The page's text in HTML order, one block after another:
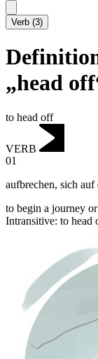
Verb (3)
„head
to head off
VERB
01
aufbrechen, sich auf
to begin a journey
Intransitive: to head